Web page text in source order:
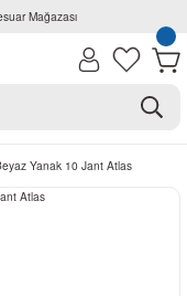
Mağazası
Yanak 10 Jant Atlas